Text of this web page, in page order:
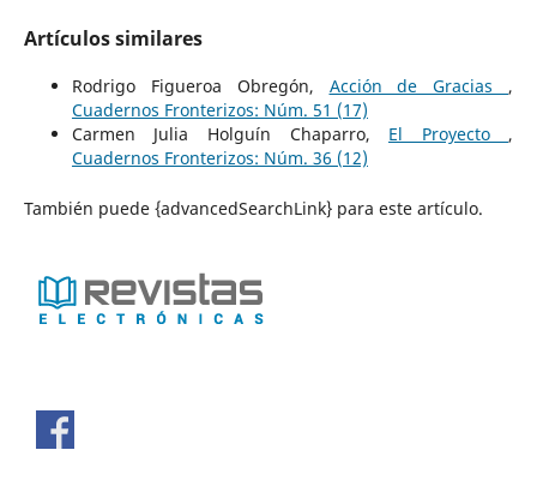
Artículos similares
Rodrigo Figueroa Obregón, Acción de Gracias ,
Cuadernos Fronterizos: Núm. 51 (17)
Carmen Julia Holguín Chaparro, El Proyecto ,
Cuadernos Fronterizos: Núm. 36 (12)
También puede {advancedSearchLink} para este artículo.